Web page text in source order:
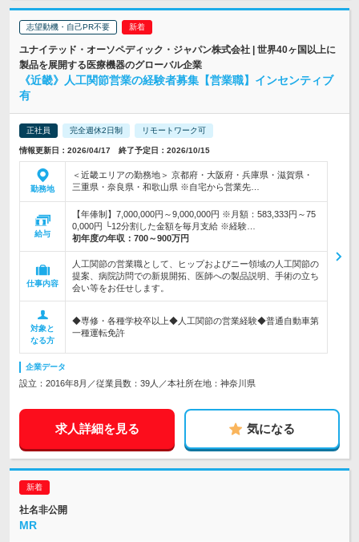
志望動機・自己PR不要
ユナイテッド・オーソペディック・ジャパン株式会社 | 世界40ヶ国以上に
製品を展開する医療機器のグローバル企業
《近畿》人工関節営業の経験者募集【営業職】インセンティブ
有
正社員 完全週休2日制 リモートワーク可
情報更新日：2026/04/17 終了予定日：2026/10/15
勤務地
＜近畿エリアの勤務地＞ 京都府・大阪府・兵庫県・滋賀県・
三重県・奈良県・和歌山県 ※自宅から営業先…
給与
【年俸制】7,000,000円～9,000,000円 ※月額：583,333円～75
0,000円 └12分割した金額を毎月支給 ※経験…
初年度の年収： 700～900万円
仕事内容
人工関節の営業職として、ヒップおよびニー領域の人工関節の
提案、病院訪問での新規開拓、医師への製品説明、手術の立ち
会い等をお任せします。
対象と
なる方
◆専修・各種学校卒以上◆人工関節の営業経験◆普通自動車第
一種運転免許
企業データ
設立：2016年8月／従業員数：39人／本社所在地：神奈川県
求人詳細を見る 気になる
社名非公開
MR